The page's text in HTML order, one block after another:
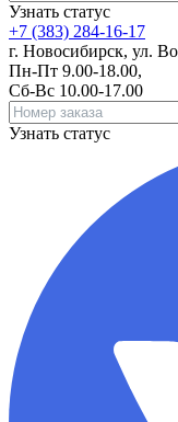
Узнать статус
+7 (383) 284-16-17
г. Новосибирск, ул.
Пн-Пт 9.00-18.00,
Сб-Вс 10.00-17.00
Узнать статус